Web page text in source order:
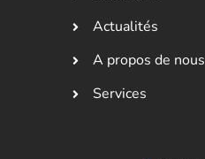
Actualités
A propos de nous
Services